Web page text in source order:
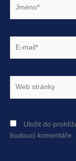
mail*
Uložit do
budoucí komentáře.